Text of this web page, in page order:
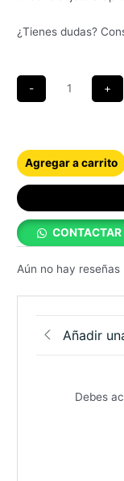
¿Tienes dudas?
Agregar a carrito
CONTACTAR
Aún no hay reseñas
Añadir
Debes